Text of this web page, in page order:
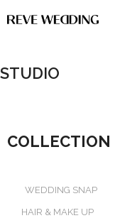
STUDIO
COLLECTION
WEDDING SNAP
HAIR & MAKE UP